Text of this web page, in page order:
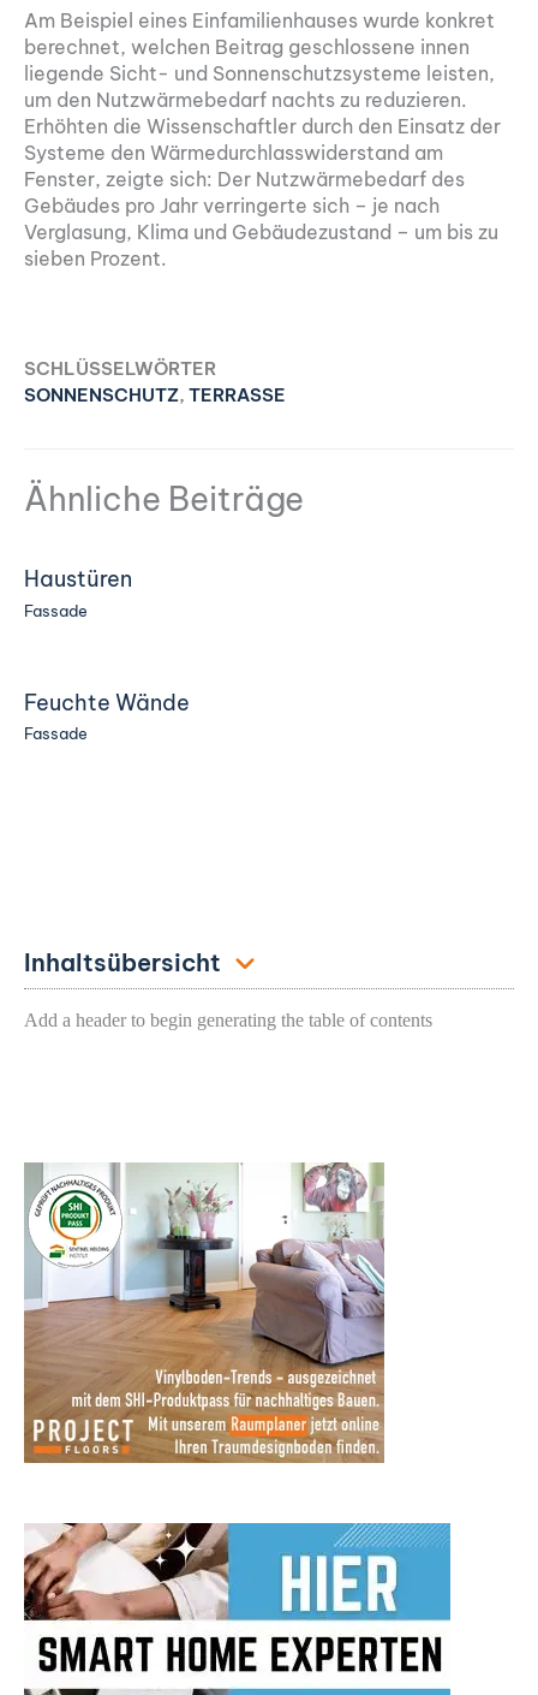
Am Beispiel eines Einfamilienhauses wurde konkret
berechnet, welchen Beitrag geschlossene innen
liegende Sicht- und Sonnenschutzsysteme leisten,
um den Nutzwärmebedarf nachts zu reduzieren.
Erhöhten die Wissenschaftler durch den Einsatz der
Systeme den Wärmedurchlasswiderstand am
Fenster, zeigte sich: Der Nutzwärmebedarf des
Gebäudes pro Jahr verringerte sich – je nach
Verglasung, Klima und Gebäudezustand – um bis zu
sieben Prozent.
SCHLÜSSELWÖRTER
SONNENSCHUTZ, TERRASSE
Ähnliche Beiträge
Haustüren
Fassade
Feuchte Wände
Fassade
Inhaltsübersicht
Add a header to begin generating the table of contents